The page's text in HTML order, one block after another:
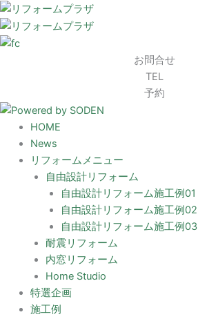
内
容
を
プ
お問合せ
TEL
予約
HOME
News
リフォームメニュー
自由設計リフォーム
自由設計リフォーム施工例01
自由設計リフォーム施工例02
自由設計リフォーム施工例03
耐震リフォーム
内窓リフォーム
Home Studio
特選企画
施工例